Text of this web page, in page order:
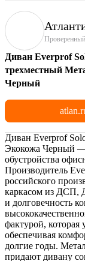
Диван Everprof
трехместный
Черный
Диван Everprof
Экокожа Черный —
обустройства
Производитель
российского
каркасом из ДСП,
и долговечность
фактурой, которая
обеспечивая
долгие годы.
придают дивану